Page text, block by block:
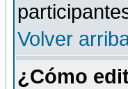
Volver
¿Cómo